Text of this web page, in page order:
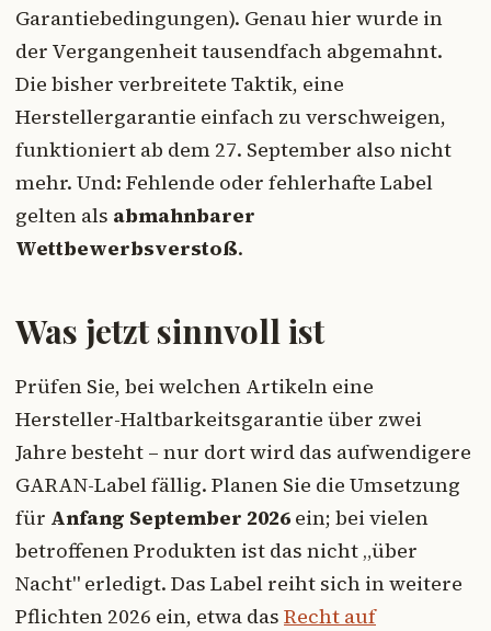
Garantiebedingungen). Genau hier wurde in
der Vergangenheit tausendfach abgemahnt.
Die bisher verbreitete Taktik, eine
Herstellergarantie einfach zu verschweigen,
funktioniert ab dem 27. September also nicht
mehr. Und: Fehlende oder fehlerhafte Label
gelten als abmahnbarer
Wettbewerbsverstoß.
Was jetzt sinnvoll ist
Prüfen Sie, bei welchen Artikeln eine
Hersteller-Haltbarkeitsgarantie über zwei
Jahre besteht – nur dort wird das aufwendigere
GARAN-Label fällig. Planen Sie die Umsetzung
für Anfang September 2026 ein; bei vielen
betroffenen Produkten ist das nicht „über
Nacht" erledigt. Das Label reiht sich in weitere
Pflichten 2026 ein, etwa das Recht auf